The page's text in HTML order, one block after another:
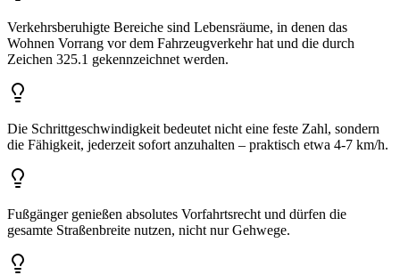
Verkehrsberuhigte Bereiche sind Lebensräume, in denen das
Wohnen Vorrang vor dem Fahrzeugverkehr hat und die durch
Zeichen 325.1 gekennzeichnet werden.
Die Schrittgeschwindigkeit bedeutet nicht eine feste Zahl, sondern
die Fähigkeit, jederzeit sofort anzuhalten – praktisch etwa 4-7 km/h.
Fußgänger genießen absolutes Vorfahrtsrecht und dürfen die
gesamte Straßenbreite nutzen, nicht nur Gehwege.